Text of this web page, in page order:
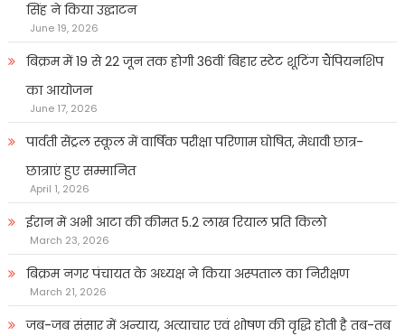
सिंह ने किया उद्घाटन
June 19, 2026
बिक्रम में 19 से 22 जून तक होगी 36वीं बिहार स्टेट शूटिंग चैंपियनशिप
का आयोजन
June 17, 2026
पार्वती सेंट्रल स्कूल में वार्षिक परीक्षा परिणाम घोषित, मेधावी छात्र-
छात्राएं हुए सम्मानित
April 1, 2026
ईरान में अभी आटा की कीमत 5.2 लाख रियाल प्रति किलो
March 23, 2026
बिक्रम नगर पंचायत के अध्यक्ष ने किया अस्पताल का निरीक्षण
March 21, 2026
जब-जब संसार में अन्याय, अत्याचार एवं शोषण की वृद्धि होती है तब-तब